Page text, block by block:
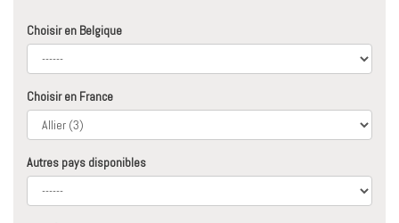
Choisir en Belgique
Choisir en France
Autres pays disponibles